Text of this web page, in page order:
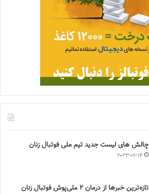
چالش هاى ليست جدید تيم ملى فوتبال زنان
2023-06-14
تازه‌ترین خبرها از درمان ۲ ملی‌پوش فوتبال زنان